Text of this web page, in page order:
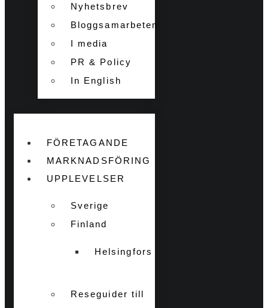
Nyhetsbrev
Bloggsamarbeten
I media
PR & Policy
In English
FÖRETAGANDE
MARKNADSFÖRING
UPPLEVELSER
Sverige
Finland
Helsingfors
Reseguider till